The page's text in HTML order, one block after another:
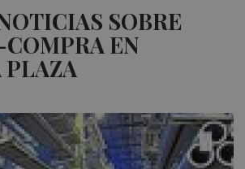
SOBRE
EN
PLAZA